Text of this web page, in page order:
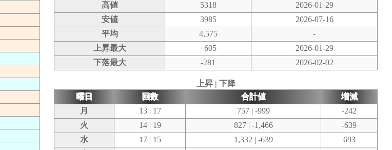
高値
5318
2026-01-29
安値
3985
2026-07-16
平均
4,575
-
上昇最大
+605
2026-01-29
下落最大
-281 2026-02-02
上昇 | 下降
曜日
回数 合計値
増減
月
13 | 17 757 | -999
-242
火
14 | 19 827 | -1,466
-639
水
17 | 15 1,332 | -639
693